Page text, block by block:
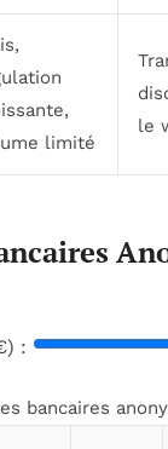
limité
le
:
bancaires